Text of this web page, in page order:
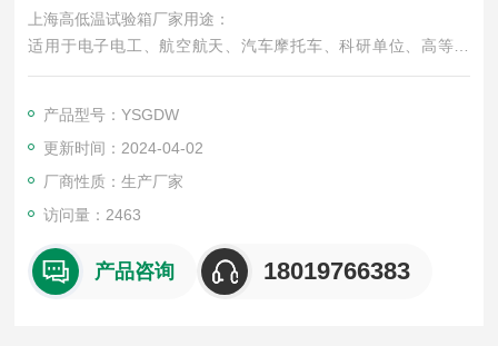
上海高低温试验箱厂家用途：
适用于电子电工、航空航天、汽车摩托车、科研单位、高等院
校、各种电子元气件等相关产品的零部件及材料在高温、低温、
产品型号：YSGDW
更新时间：2024-04-02
厂商性质：生产厂家
访问量：2463
产品咨询 18019766383